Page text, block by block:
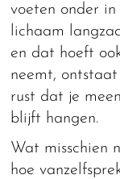
voeten onder
lichaam
en dat hoeft
neemt,
rust dat je
blijft hangen.
Wat misschien
hoe